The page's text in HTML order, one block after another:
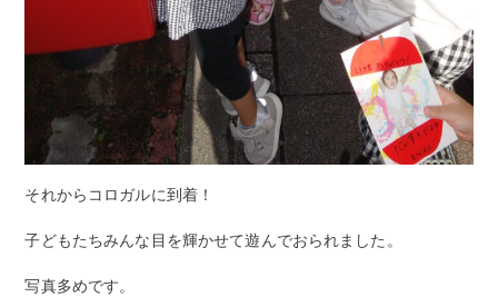
それからコロガルに到着！
子どもたちみんな目を輝かせて遊んでおられました。
写真多めです。